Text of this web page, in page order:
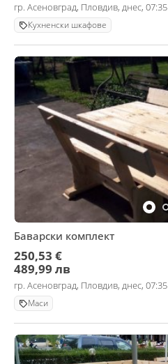
гр. Асеновград, Пловдив, днес, 07:35
Кухненски шкафове
Баварски комплект
250,53 €
489,99 лв
гр. Асеновград, Пловдив, днес, 07:35
Маси